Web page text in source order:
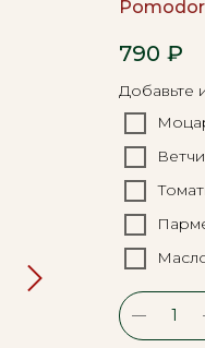
790 ₽
Добавьте